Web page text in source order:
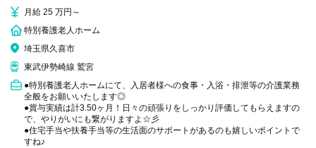
月給 25 万円～
特別養護老人ホーム
埼玉県久喜市
東武伊勢崎線 鷲宮
●特別養護老人ホームにて、入居者様への食事・入浴・排泄等の介護業務
全般をお願いいたします◎
●賞与実績は計3.50ヶ月！日々の頑張りをしっかり評価してもらえますの
で、やりがいにも繋がりますよ☆彡
●住宅手当や扶養手当等の生活面のサポートがあるのも嬉しいポイントで
すね♪